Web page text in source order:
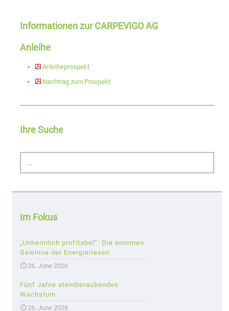
Informationen zur CARPEVIGO AG
Anleihe
Anleiheprospekt
Nachtrag zum Prospekt
Ihre Suche
Im Fokus
„Unheimlich profitabel“: Die enormen
Gewinne der Energieriesen
26. June 2026
Fünf Jahre atemberaubendes
Wachstum
26. June 2026